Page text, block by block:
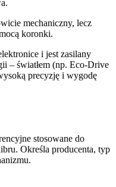
mechaniczny, lecz
koronki.
i jest zasilany
– światłem (np. Eco-Drive
precyzję i wygodę
stosowane do
Określa producenta, typ